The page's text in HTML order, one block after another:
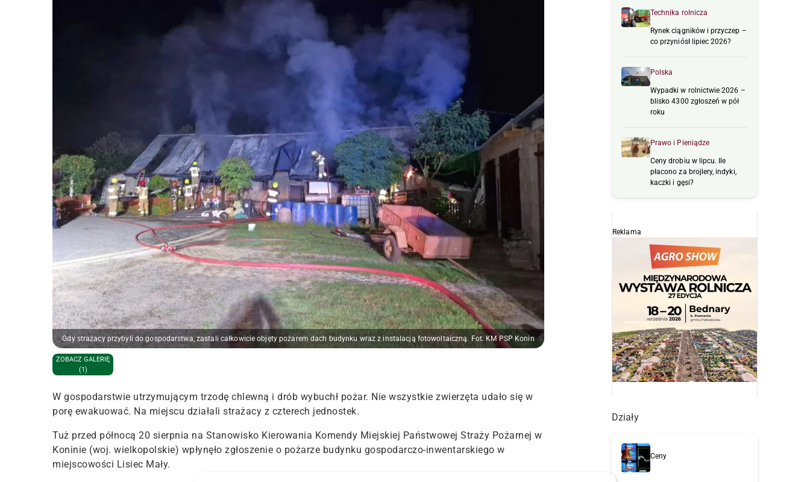
Gdy strażacy przybyli do gospodarstwa, zastali całkowicie objęty pożarem dach budynku wraz z instalacją fotowoltaiczną. Fot. KM PSP Konin
ZOBACZ GALERIĘ
(1)
W gospodarstwie utrzymującym trzodę chlewną i drób wybuchł pożar. Nie wszystkie zwierzęta udało się w
porę ewakuować. Na miejscu działali strażacy z czterech jednostek.
Tuż przed północą 20 sierpnia na Stanowisko Kierowania Komendy Miejskiej Państwowej Straży Pożarnej w
Koninie (woj. wielkopolskie) wpłynęło zgłoszenie o pożarze budynku gospodarczo-inwentarskiego w
miejscowości Lisiec Mały.
Technika rolnicza
Rynek ciągników i przyczep –
co przyniósł lipiec 2026?
Polska
Wypadki w rolnictwie 2026 –
blisko 4300 zgłoszeń w pół
roku
Prawo i Pieniądze
Ceny drobiu w lipcu. Ile
płacono za brojlery, indyki,
kaczki i gęsi?
Reklama
Działy
Ceny